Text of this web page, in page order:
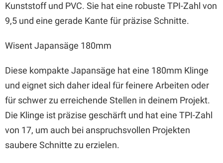
Kunststoff und PVC. Sie hat eine robuste TPI-Zahl von
9,5 und eine gerade Kante für präzise Schnitte.
Wisent Japansäge 180mm
Diese kompakte Japansäge hat eine 180mm Klinge
und eignet sich daher ideal für feinere Arbeiten oder
für schwer zu erreichende Stellen in deinem Projekt.
Die Klinge ist präzise geschärft und hat eine TPI-Zahl
von 17, um auch bei anspruchsvollen Projekten
saubere Schnitte zu erzielen.